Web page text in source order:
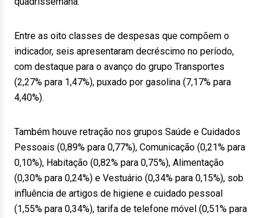
Entre as oito classes de despesas que compõem o
indicador, seis apresentaram decréscimo no período,
com destaque para o avanço do grupo Transportes
(2,27% para 1,47%), puxado por gasolina (7,17% para
4,40%).
Também houve retração nos grupos Saúde e Cuidados
Pessoais (0,89% para 0,77%), Comunicação (0,21% para
0,10%), Habitação (0,82% para 0,75%), Alimentação
(0,30% para 0,24%) e Vestuário (0,34% para 0,15%), sob
influência de artigos de higiene e cuidado pessoal
(1,55% para 0,34%), tarifa de telefone móvel (0,51% para